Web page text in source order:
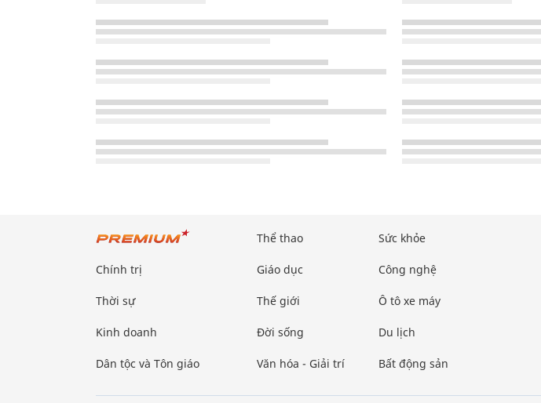
Chính trị
Thời sự
Kinh doanh
Dân tộc và Tôn giáo
Thể thao
Giáo dục
Thế giới
Đời sống
Văn hóa - Giải trí
Sức khỏe
Công nghệ
Ô tô xe máy
Du lịch
Bất động sản